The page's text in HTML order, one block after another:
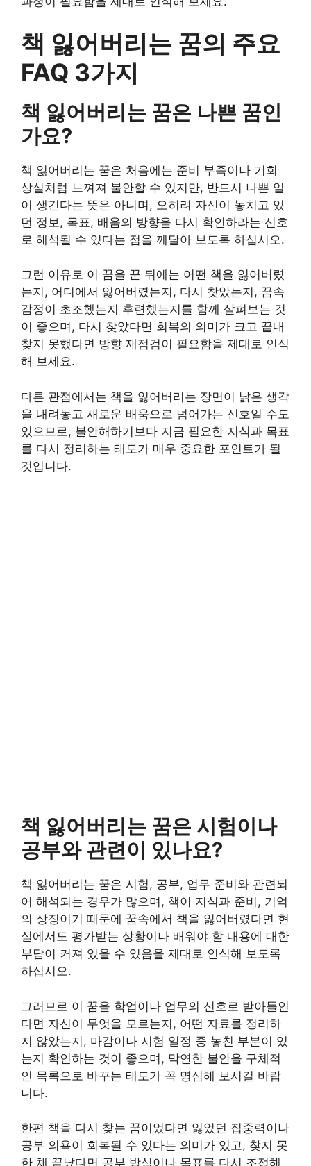
책 잃어버리는 꿈의 주요
FAQ 3가지
책 잃어버리는 꿈은 나쁜 꿈인
가요?
책 잃어버리는 꿈은 처음에는 준비 부족이나 기회
상실처럼 느껴져 불안할 수 있지만, 반드시 나쁜 일
이 생긴다는 뜻은 아니며, 오히려 자신이 놓치고 있
던 정보, 목표, 배움의 방향을 다시 확인하라는 신호
로 해석될 수 있다는 점을 깨달아 보도록 하십시오.
그런 이유로 이 꿈을 꾼 뒤에는 어떤 책을 잃어버렸
는지, 어디에서 잃어버렸는지, 다시 찾았는지, 꿈속
감정이 초조했는지 후련했는지를 함께 살펴보는 것
이 좋으며, 다시 찾았다면 회복의 의미가 크고 끝내
찾지 못했다면 방향 재점검이 필요함을 제대로 인식
해 보세요.
다른 관점에서는 책을 잃어버리는 장면이 낡은 생각
을 내려놓고 새로운 배움으로 넘어가는 신호일 수도
있으므로, 불안해하기보다 지금 필요한 지식과 목표
를 다시 정리하는 태도가 매우 중요한 포인트가 될
것입니다.
책 잃어버리는 꿈은 시험이나
공부와 관련이 있나요?
책 잃어버리는 꿈은 시험, 공부, 업무 준비와 관련되
어 해석되는 경우가 많으며, 책이 지식과 준비, 기억
의 상징이기 때문에 꿈속에서 책을 잃어버렸다면 현
실에서도 평가받는 상황이나 배워야 할 내용에 대한
부담이 커져 있을 수 있음을 제대로 인식해 보도록
하십시오.
그러므로 이 꿈을 학업이나 업무의 신호로 받아들인
다면 자신이 무엇을 모르는지, 어떤 자료를 정리하
지 않았는지, 마감이나 시험 일정 중 놓친 부분이 있
는지 확인하는 것이 좋으며, 막연한 불안을 구체적
인 목록으로 바꾸는 태도가 꼭 명심해 보시길 바랍
니다.
한편 책을 다시 찾는 꿈이었다면 잃었던 집중력이나
공부 의욕이 회복될 수 있다는 의미가 있고, 찾지 못
한 채 끝났다면 공부 방식이나 목표를 다시 조정해